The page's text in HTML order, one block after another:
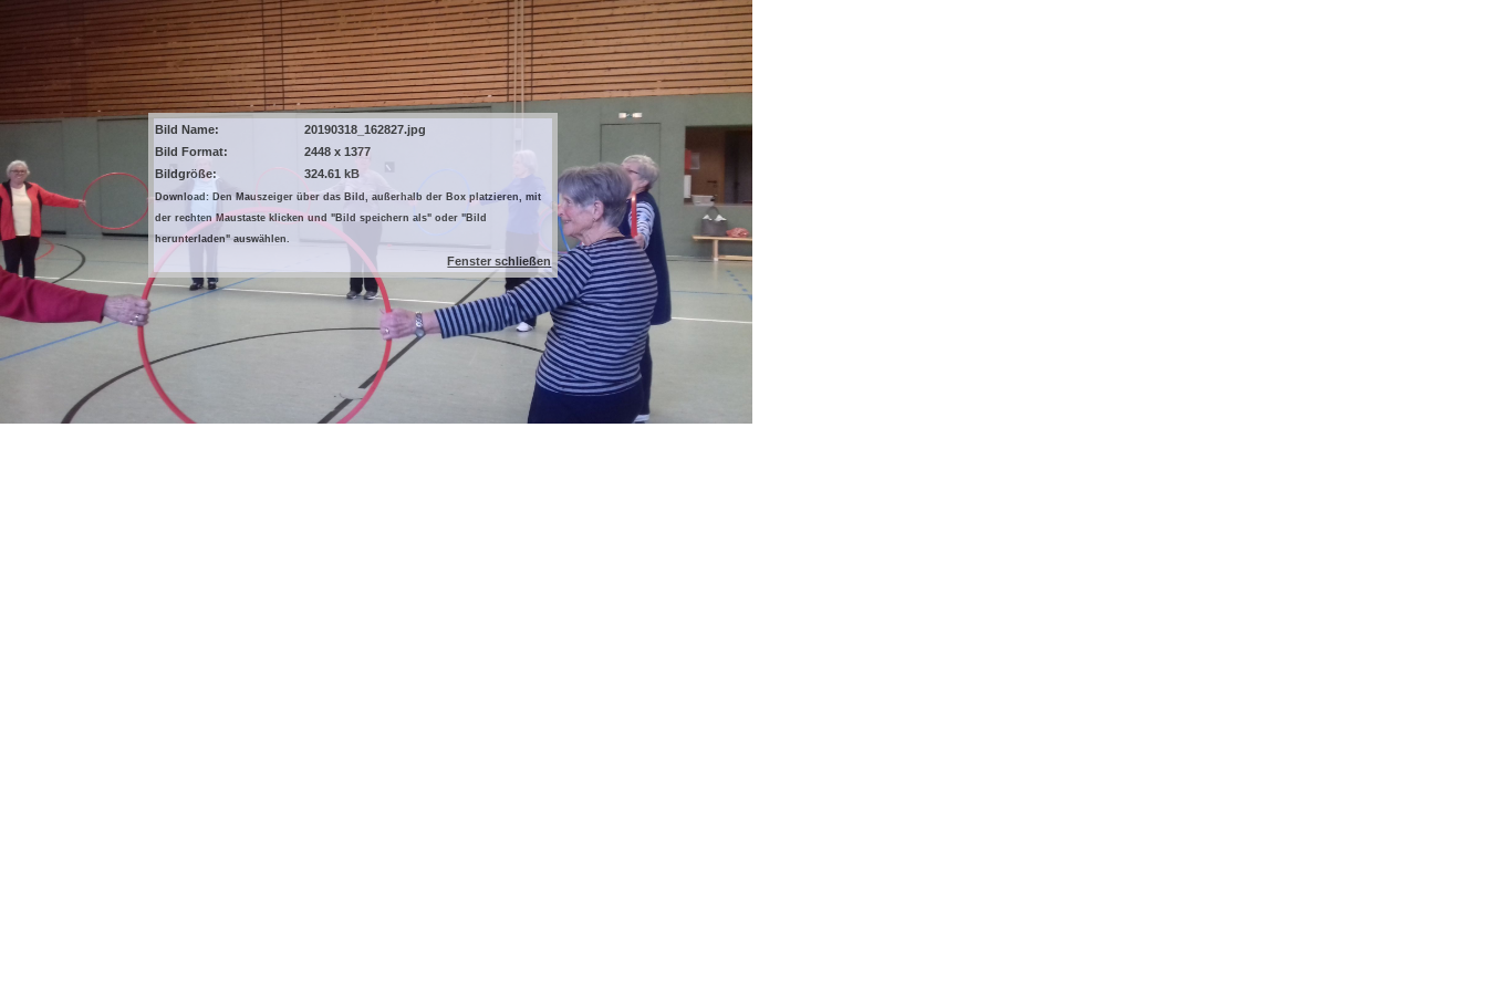
Bild Name:
20190318_162827.jpg
Bild Format:
2448 x 1377
Bildgröße:
324.61 kB
Download: Den Mauszeiger über das Bild, außerhalb der Box platzieren, mit
der rechten Maustaste klicken und "Bild speichern als" oder "Bild
herunterladen" auswählen.
Fenster schließen